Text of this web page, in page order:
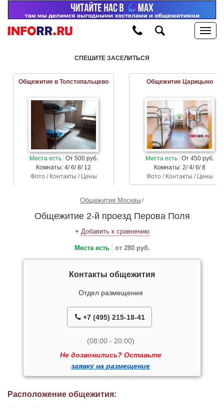
СПЕШИТЕ ЗАСЕЛИТЬСЯ
Общежитие в Толстопальцево
Места есть От 500 руб.
Комнаты: 4/ 6/ 8/ 12
Фото / Контакты / Цены
Общежитие Царицыно
Места есть От 450 руб.
Комнаты: 2/ 4/ 6/ 8
Фото / Контакты / Цены
Общежития Москвы
Общежитие 2-й проезд Перова Поля
+ Добавить к сравнению
Места есть от 280 руб.
Контакты общежития
Отдел размещения
+7 (495) 215-18-41
(08:00 - 20:00)
Не дозвонились? Оставьте
заявку на размещение
Расположение общежития: